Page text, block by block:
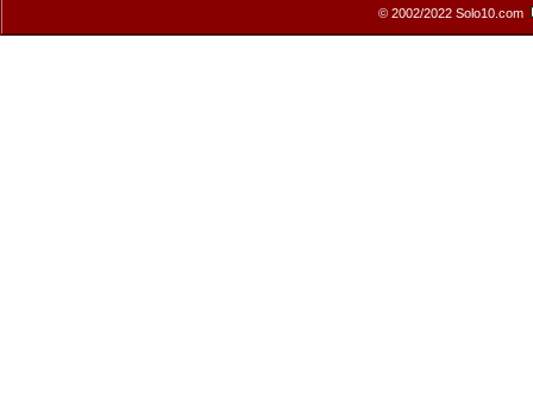
© 2002/2022 Solo10.com